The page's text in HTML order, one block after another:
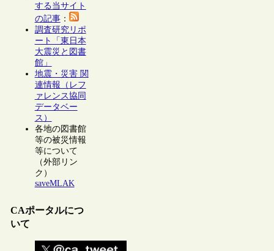
する当サイト
の記事：
調査研究リポ
ート「東日本
大震災と図書
館」
地震・災害 関
連情報（レフ
ァレンス協同
データベー
ス）
各地の図書館
等の被災情報
等について
（外部リン
ク）
saveMLAK
CAポータルにつ
いて